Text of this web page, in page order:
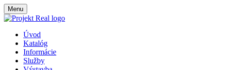
Menu
Úvod
Katalóg
Informácie
Služby